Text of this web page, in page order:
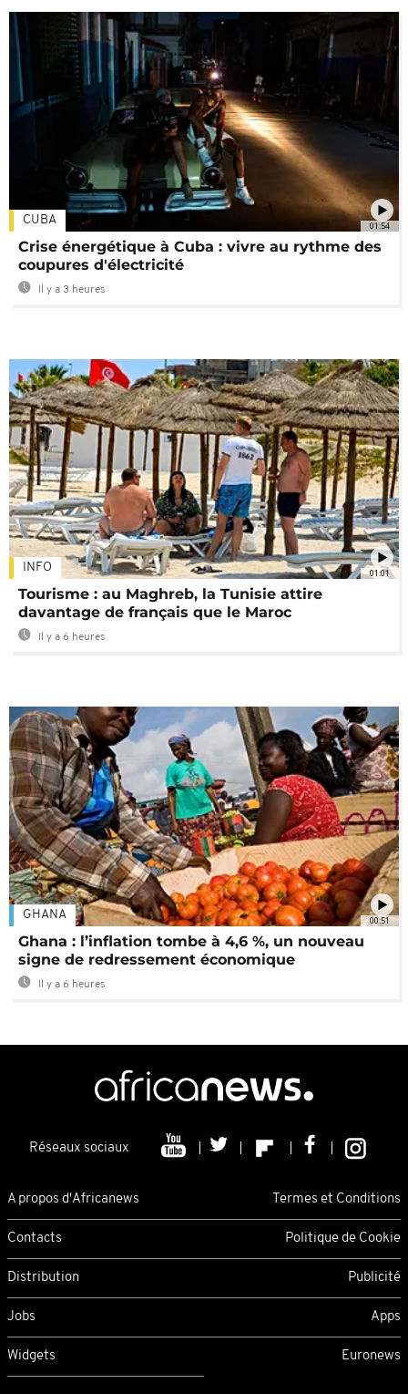
01:54
CUBA
Crise énergétique à Cuba : vivre au rythme des
coupures d'électricité
Il y a 3 heures
01:01
INFO
Tourisme : au Maghreb, la Tunisie attire
davantage de français que le Maroc
Il y a 6 heures
00:51
GHANA
Ghana : l’inflation tombe à 4,6 %, un nouveau
signe de redressement économique
Il y a 6 heures
Réseaux sociaux
A propos d'Africanews Termes et Conditions
Contacts Politique de Cookie
Distribution Publicité
Jobs Apps
Widgets Euronews